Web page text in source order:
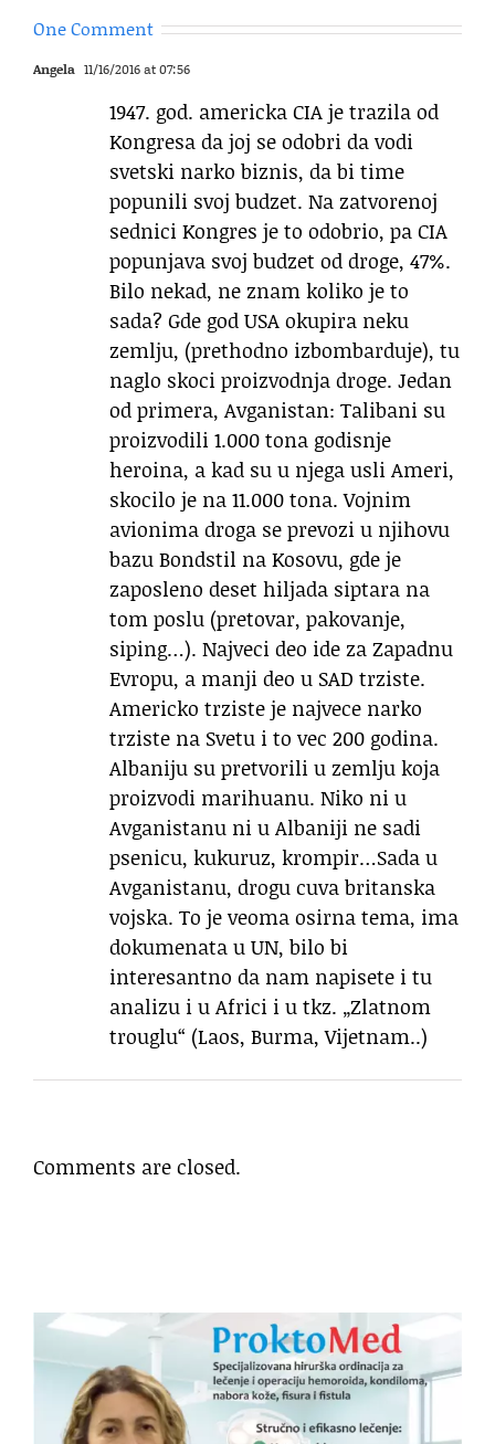
One Comment
Angela 11/16/2016 at 07:56
1947. god. americka CIA je trazila od
Kongresa da joj se odobri da vodi
svetski narko biznis, da bi time
popunili svoj budzet. Na zatvorenoj
sednici Kongres je to odobrio, pa CIA
popunjava svoj budzet od droge, 47%.
Bilo nekad, ne znam koliko je to
sada? Gde god USA okupira neku
zemlju, (prethodno izbombarduje), tu
naglo skoci proizvodnja droge. Jedan
od primera, Avganistan: Talibani su
proizvodili 1.000 tona godisnje
heroina, a kad su u njega usli Ameri,
skocilo je na 11.000 tona. Vojnim
avionima droga se prevozi u njihovu
bazu Bondstil na Kosovu, gde je
zaposleno deset hiljada siptara na
tom poslu (pretovar, pakovanje,
siping…). Najveci deo ide za Zapadnu
Evropu, a manji deo u SAD trziste.
Americko trziste je najvece narko
trziste na Svetu i to vec 200 godina.
Albaniju su pretvorili u zemlju koja
proizvodi marihuanu. Niko ni u
Avganistanu ni u Albaniji ne sadi
psenicu, kukuruz, krompir…Sada u
Avganistanu, drogu cuva britanska
vojska. To je veoma osirna tema, ima
dokumenata u UN, bilo bi
interesantno da nam napisete i tu
analizu i u Africi i u tkz. „Zlatnom
trouglu“ (Laos, Burma, Vijetnam..)
Comments are closed.